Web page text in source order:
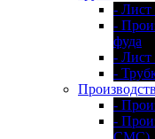
- Лист
-
фуда
- Лист
-
-
-